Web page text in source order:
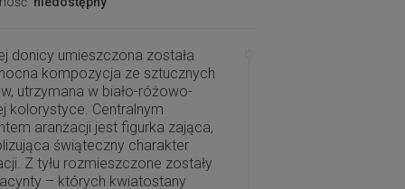
donicy umieszczona została
kompozycja ze sztucznych
utrzymana w biało-różowo-
kolorystyce. Centralnym
aranżacji jest figurka zająca,
świąteczny charakter
Z tyłu rozmieszczone zostały
– których kwiatostany